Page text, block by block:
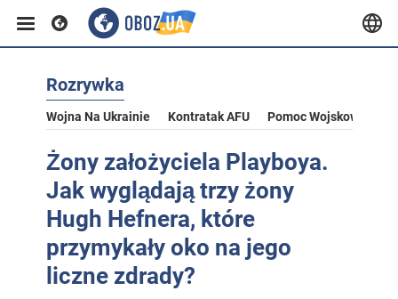
Rozrywka
Wojna Na Ukrainie Kontratak AFU Pomoc Wojskowa Dla
Żony założyciela Playboya.
Jak wyglądają trzy żony
Hugh Hefnera, które
przymykały oko na jego
liczne zdrady?